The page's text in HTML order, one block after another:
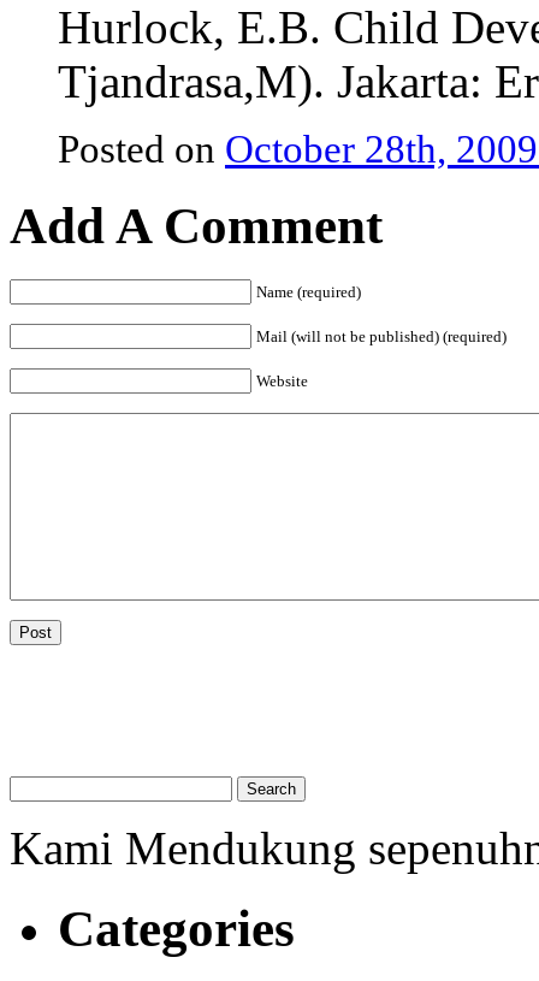
Hurlock, E.B. Child
Tjandrasa,M). Jakarta:
Posted on October 28th,
Add A Comment
Name (required)
Mail (will not be published) (required)
Website
Kami Mendukung
Categories